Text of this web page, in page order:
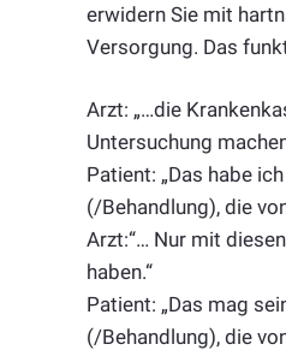
erwidern Sie mit
Versorgung. Das
Arzt: „…die
Untersuchung
Patient: „Das habe
(/Behandlung), die
Arzt:“… Nur mit
haben.“
Patient: „Das mag
(/Behandlung), die